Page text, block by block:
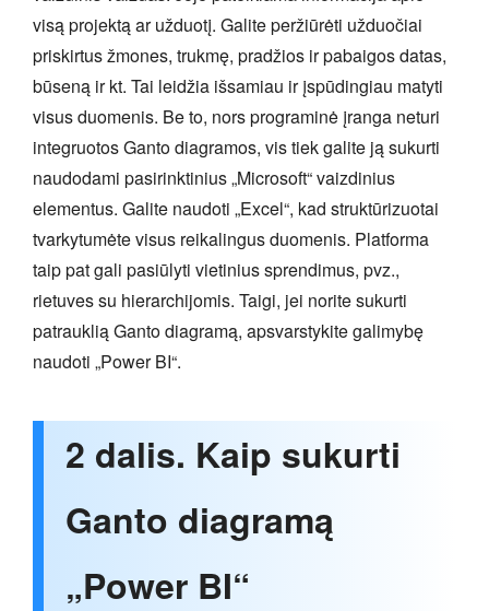
visą projektą ar užduotį. Galite peržiūrėti užduočiai
priskirtus žmones, trukmę, pradžios ir pabaigos datas,
būseną ir kt. Tai leidžia išsamiau ir įspūdingiau matyti
visus duomenis. Be to, nors programinė įranga neturi
integruotos Ganto diagramos, vis tiek galite ją sukurti
naudodami pasirinktinius „Microsoft“ vaizdinius
elementus. Galite naudoti „Excel“, kad struktūrizuotai
tvarkytumėte visus reikalingus duomenis. Platforma
taip pat gali pasiūlyti vietinius sprendimus, pvz.,
rietuves su hierarchijomis. Taigi, jei norite sukurti
patrauklią Ganto diagramą, apsvarstykite galimybę
naudoti „Power BI“.
2 dalis. Kaip sukurti
Ganto diagramą
„Power BI“